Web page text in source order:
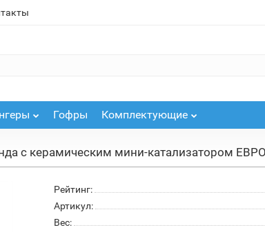
Гофры Комплектующие
с керамическим мини-катализатором
Рейтинг:
Артикул:
Вес: